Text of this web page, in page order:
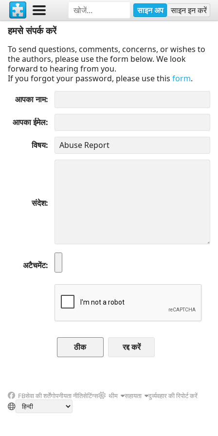
साइन अप साइन इन करें
हमसे संपर्क करें
To send questions, comments, concerns, or wishes to
the authors, please use the form below. We look
forward to hearing from you.
If you forgot your password, please use this form.
आपका नाम
आपका ईमेल
विषय
संदेश
अटैचमेंट
रद्द करें
FBसेवा की शर्तेंगोपनीयता नीतिसेटिंग्स थीम सहायता दुर्व्यवहार की रिपोर्ट करें